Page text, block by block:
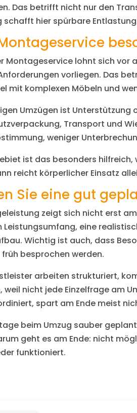
Das betrifft nicht nur den
schafft hier spürbare
Montageservice lohnt sich
vorliegen. Das
mit komplexen Möbeln und
Umzügen ist
Transport und
weniger
ist das besonders
reicht körperlicher Einsatz
Sie eine gut
zeigt sich nicht erst
eine
Wichtig ist auch, dass
besprochen werden.
arbeiten strukturiert,
weil nicht jede Einzelfrage am
spart am Ende meist
beim Umzug sauber
geht es am Ende: nicht
funktioniert.